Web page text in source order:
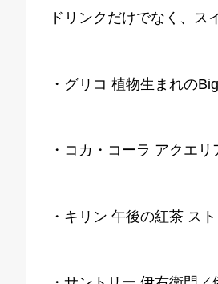
ドリンクだけでなく、ス
・グリコ 植物生まれの
・コカ・コーラ アクエリ
・キリン 午後の紅茶 ス